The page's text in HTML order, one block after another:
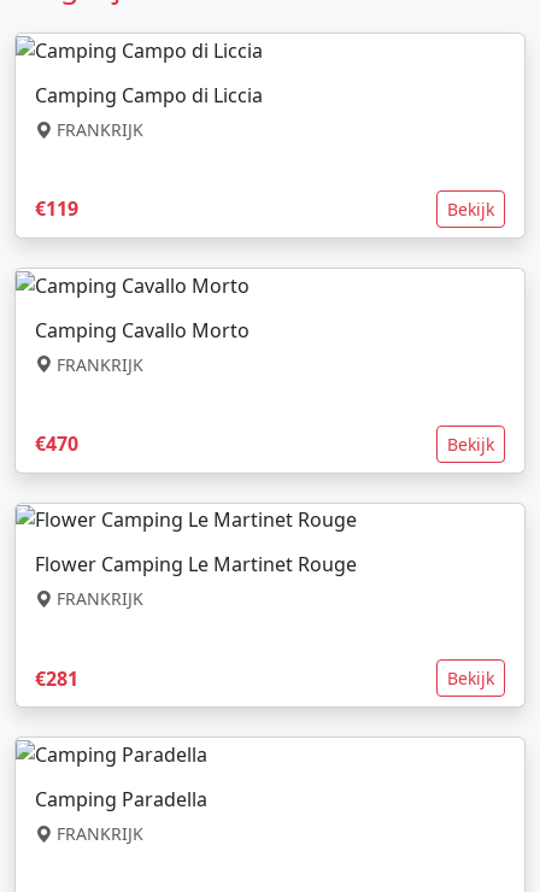
Camping Campo di Liccia
FRANKRIJK
€119 Bekijk
Camping Cavallo Morto
FRANKRIJK
€470 Bekijk
Flower Camping Le Martinet Rouge
FRANKRIJK
€281 Bekijk
Camping Paradella
FRANKRIJK